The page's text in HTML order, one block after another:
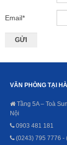
Email*
VĂN PHÒNG TẠI
Tầng 5A – Toà
Nội
0903 481 181
(0243) 795 7776 -